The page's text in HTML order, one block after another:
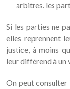
arbitres. les
Si les parties ne
elles reprennent
justice, à moins
leur différend à
On peut